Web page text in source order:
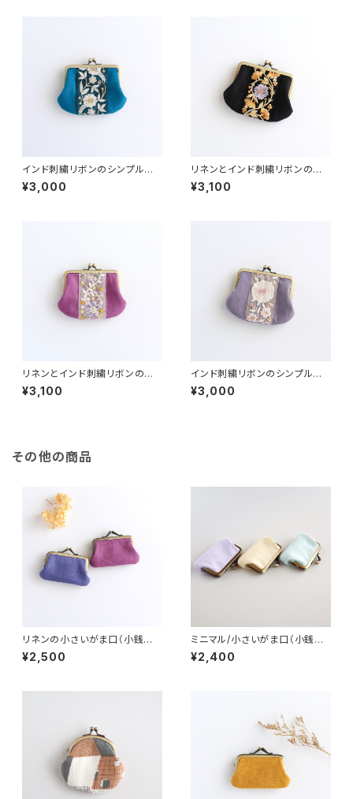
インド刺繍リボンのシンプルな
がま口 ブルー
¥3,000
リネンとインド刺繍リボンのシ
ンプルながま口 ブラック
¥3,100
リネンとインド刺繍リボンのシ
ンプルながま口 赤紫
¥3,100
インド刺繍リボンのシンプルな
がま口 くすみ紫
¥3,000
その他の商品
リネンの小さいがま口（小銭入
れ・財布）紫陽花色
¥2,500
ミニマル/小さいがま口（小銭入
れ・財布）シャーベットカラー
¥2,400